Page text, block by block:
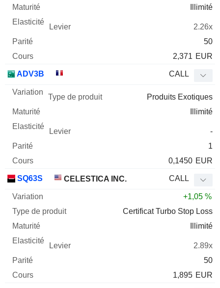
Illimité
2.26x
50
2,371 EUR
ADV3B CALL
Produits Exotiques
Illimité
-
1
0,1450 EUR
SQ63S CELESTICA INC. CALL
+1,05 %
Certificat Turbo Stop Loss
Illimité
2.89x
50
1,895 EUR